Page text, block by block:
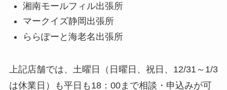
湘南モールフィル出張所
マークイズ静岡出張所
ららぽーと海老名出張所
上記店舗では、土曜日（日曜日、祝日、12/31～1/3
は休業日）も平日も18：00まで相談・申込みが可